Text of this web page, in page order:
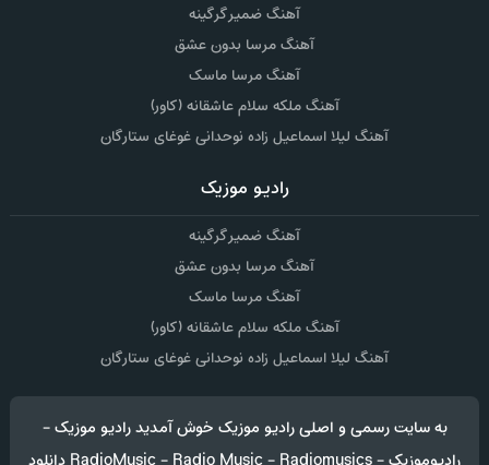
آهنگ ضمیر گرگینه
آهنگ مرسا بدون عشق
آهنگ مرسا ماسک
آهنگ ملکه سلام عاشقانه (کاور)
آهنگ لیلا اسماعیل زاده نوحدانی غوغای ستارگان
رادیو موزیک
آهنگ ضمیر گرگینه
آهنگ مرسا بدون عشق
آهنگ مرسا ماسک
آهنگ ملکه سلام عاشقانه (کاور)
آهنگ لیلا اسماعیل زاده نوحدانی غوغای ستارگان
به سایت رسمی و اصلی رادیو موزیک خوش آمدید رادیو موزیک -